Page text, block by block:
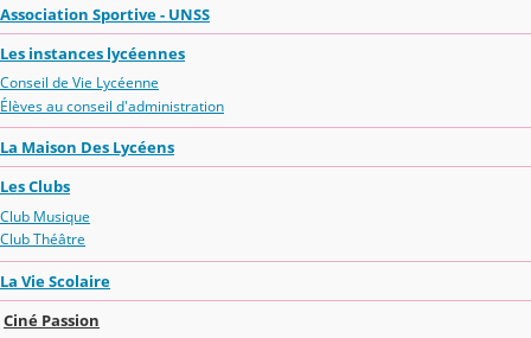
Association Sportive - UNSS
Les instances lycéennes
Conseil de Vie Lycéenne
Élèves au conseil d'administration
La Maison Des Lycéens
Les Clubs
Club Musique
Club Théâtre
La Vie Scolaire
Ciné Passion